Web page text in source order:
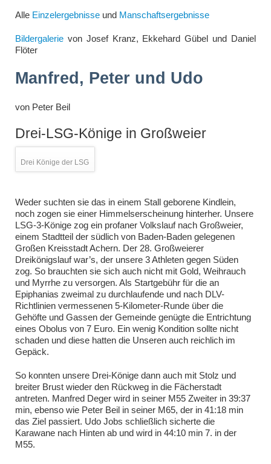
Alle Einzelergebnisseund Manschaftsergebnisse
Bildergalerievon Josef Kranz, Ekkehard Gübel und Daniel
Flöter
Manfred, Peter und Udo
von Peter Beil
Drei-LSG-Könige in Großweier
Drei Könige der LSG
Weder suchten sie das in einem Stall geborene Kindlein,
noch zogen sie einer Himmelserscheinung hinterher. Unsere
LSG-3-Könige zog ein profaner Volkslauf nach Großweier,
einem Stadtteil der südlich von Baden-Baden gelegenen
Großen Kreisstadt Achern. Der 28. Großweierer
Dreikönigslauf war’s, der unsere 3 Athleten gegen Süden
zog. So brauchten sie sich auch nicht mit Gold, Weihrauch
und Myrrhe zu versorgen. Als Startgebühr für die an
Epiphanias zweimal zu durchlaufende und nach DLV-
Richtlinien vermessenen 5-Kilometer-Runde über die
Gehöfte und Gassen der Gemeinde genügte die Entrichtung
eines Obolus von 7 Euro. Ein wenig Kondition sollte nicht
schaden und diese hatten die Unseren auch reichlich im
Gepäck.
So konnten unsere Drei-Könige dann auch mit Stolz und
breiter Brust wieder den Rückweg in die Fächerstadt
antreten. Manfred Deger wird in seiner M55 Zweiter in 39:37
min, ebenso wie Peter Beil in seiner M65, der in 41:18 min
das Ziel passiert. Udo Jobs schließlich sicherte die
Karawane nach Hinten ab und wird in 44:10 min 7. in der
M55.